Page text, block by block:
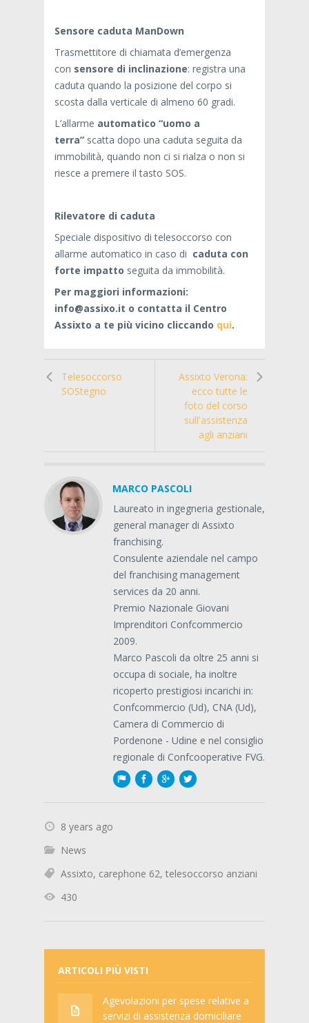
Sensore caduta ManDown
Trasmettitore di chiamata d’emergenza
con sensore di inclinazione: registra una
caduta quando la posizione del corpo si
scosta dalla verticale di almeno 60 gradi.
L’allarme automatico “uomo a
terra” scatta dopo una caduta seguita da
immobilità, quando non ci si rialza o non si
riesce a premere il tasto SOS.
Rilevatore di caduta
Speciale dispositivo di telesoccorso con
allarme automatico in caso di caduta con
forte impatto seguita da immobilità.
Per maggiori informazioni:
info@assixo.it o contatta il Centro
Assixto a te più vicino cliccando qui.
Telesoccorso
SOStegno
Assixto Verona:
ecco tutte le
foto del corso
sull'assistenza
agli anziani
MARCO PASCOLI
Laureato in ingegneria gestionale,
general manager di Assixto
franchising.
Consulente aziendale nel campo
del franchising management
services da 20 anni.
Premio Nazionale Giovani
Imprenditori Confcommercio
2009.
Marco Pascoli da oltre 25 anni si
occupa di sociale, ha inoltre
ricoperto prestigiosi incarichi in:
Confcommercio (Ud), CNA (Ud),
Camera di Commercio di
Pordenone - Udine e nel consiglio
regionale di Confcooperative FVG.
8 years ago
News
Assixto, carephone 62, telesoccorso anziani
430
ARTICOLI PIÙ VISTI
Agevolazioni per spese relative a
servizi di assistenza domiciliare